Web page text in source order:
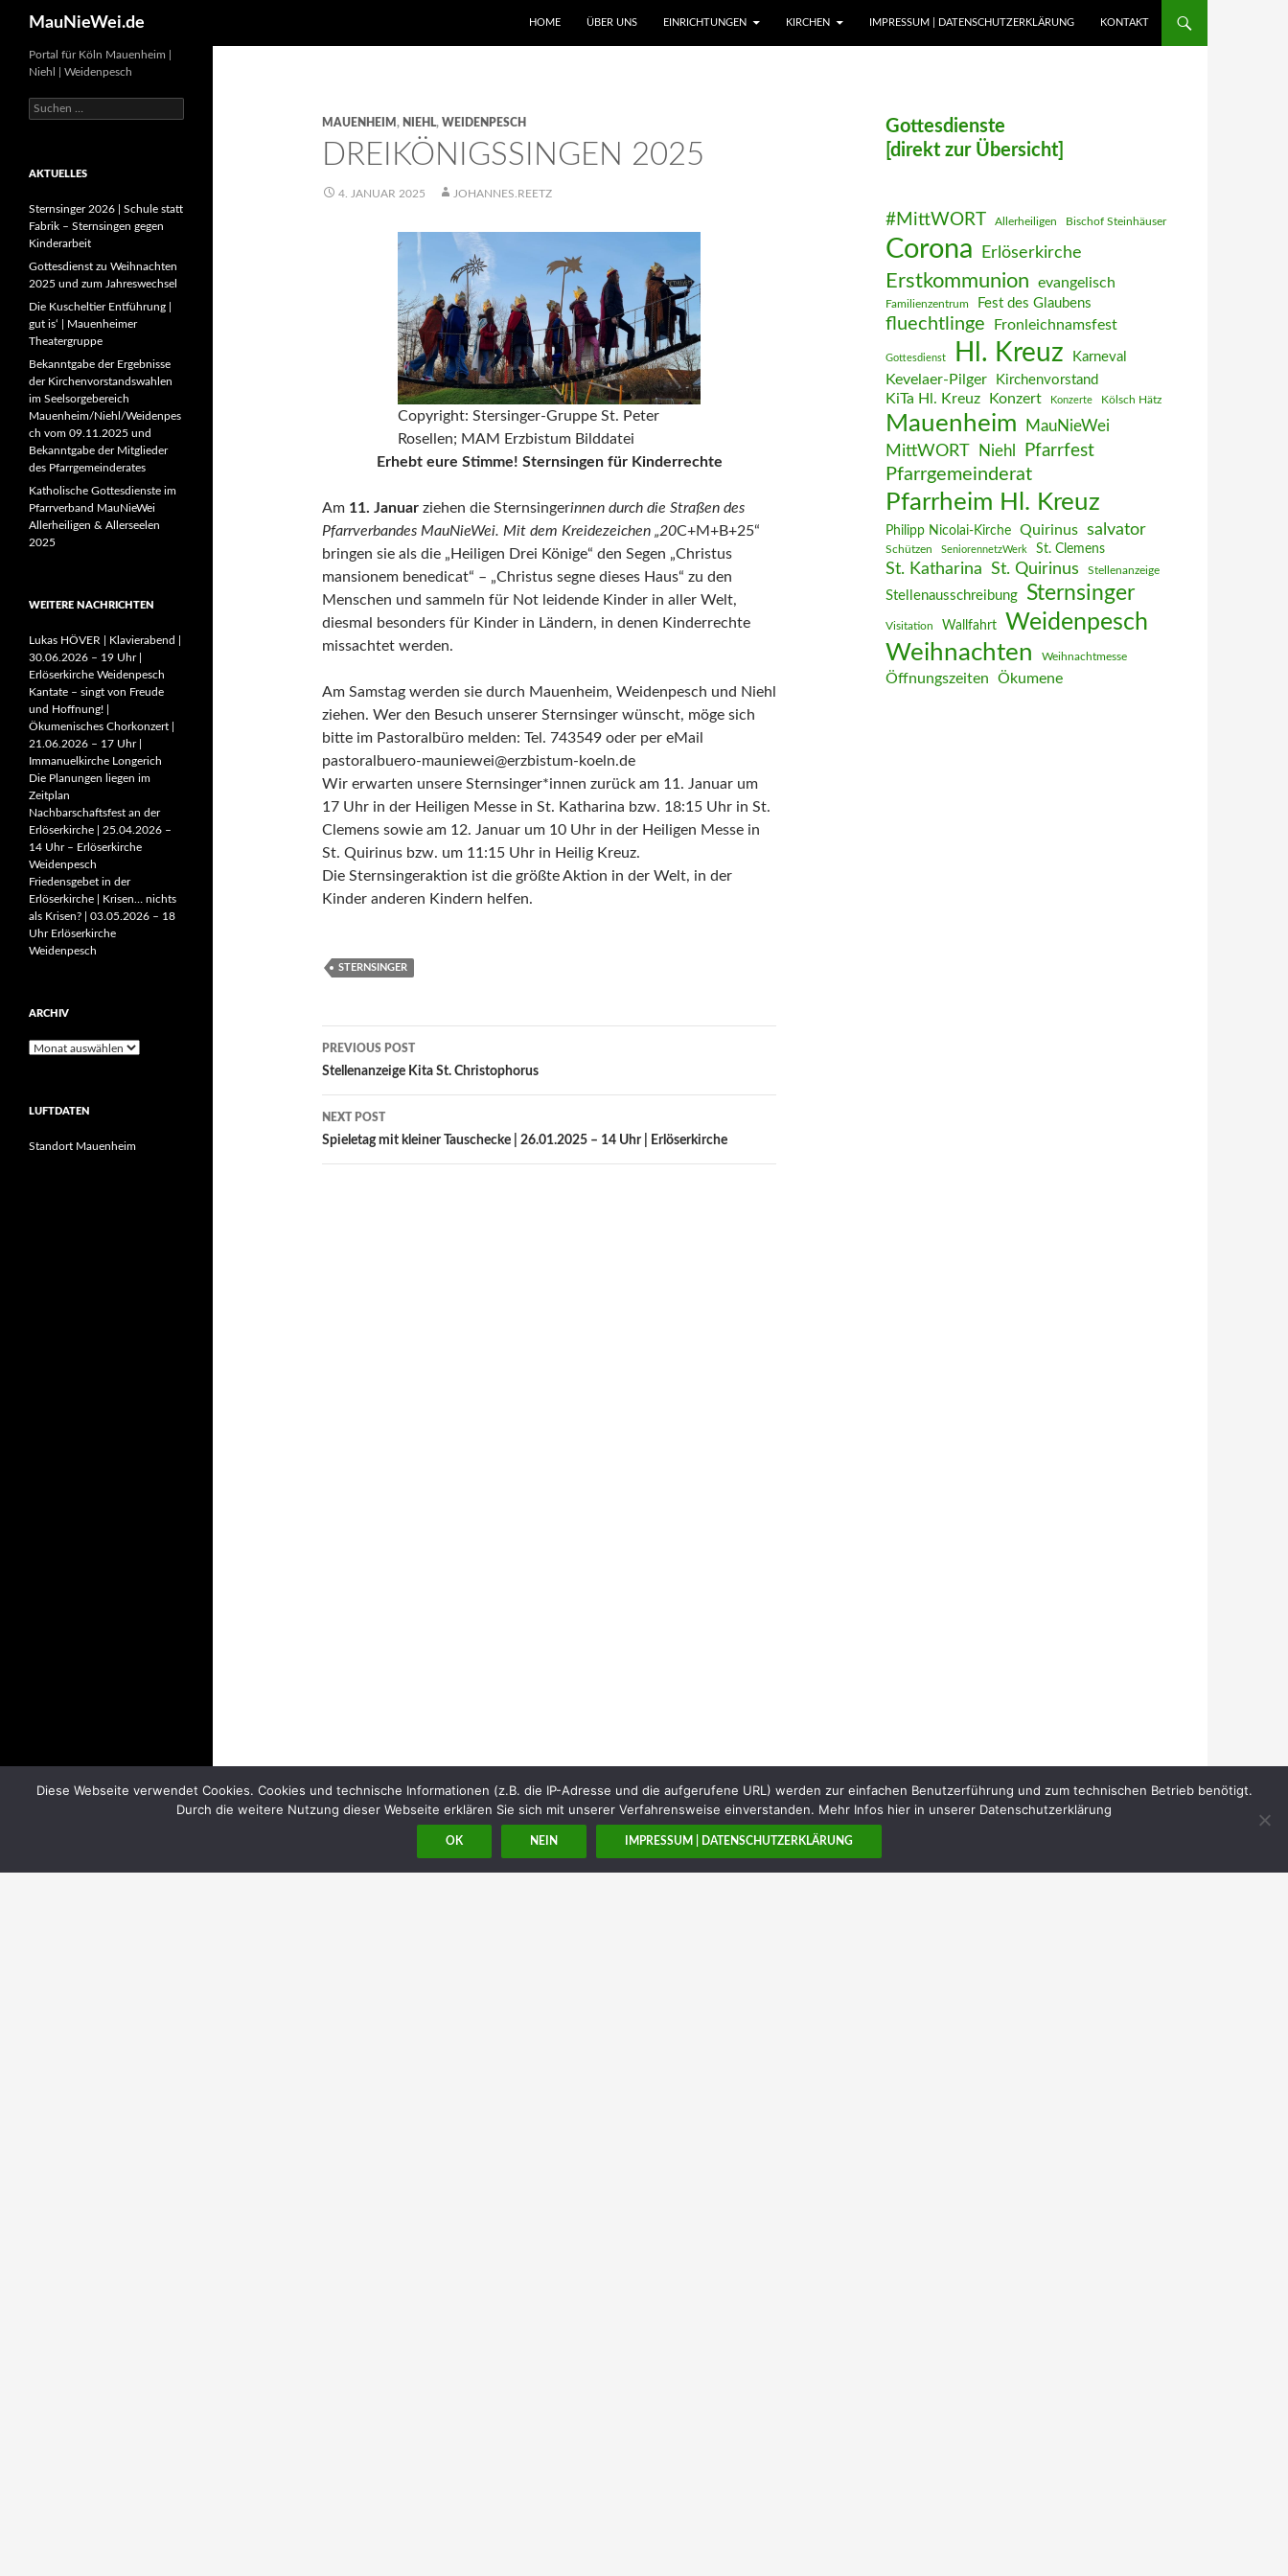
MauNieWei.de
HOME
ÜBER UNS EINRICHTUNGEN KIRCHEN IMPRESSUM | DATENSCHUTZERKLÄRUNG KONTAKT
MAUENHEIM , NIEHL, WEIDENPESCH
DREIKÖNIGSSINGEN 2025
4. JANUAR 2025 JOHANNES.REETZ
Copyright: Stersinger-Gruppe St. Peter
Rosellen; MAM Erzbistum Bilddatei
Erhebt eure Stimme! Sternsingen für Kinderrechte
Am 11. Januar ziehen die Sternsingerinnen durch die Straßen des
Pfarrverbandes MauNieWei. Mit dem Kreidezeichen „20C+M+B+25“
bringen sie als die „Heiligen Drei Könige“ den Segen „Christus
mansionem benedicat“ – „Christus segne dieses Haus“ zu den
Menschen und sammeln für Not leidende Kinder in aller Welt,
diesmal besonders für Kinder in Ländern, in denen Kinderrechte
missachtet werden.
Am Samstag werden sie durch Mauenheim, Weidenpesch und Niehl
ziehen. Wer den Besuch unserer Sternsinger wünscht, möge sich
bitte im Pastoralbüro melden: Tel. 743549 oder per eMail
pastoralbuero-mauniewei@erzbistum-koeln.de
Wir erwarten unsere Sternsinger*innen zurück am 11. Januar um
17 Uhr in der Heiligen Messe in St. Katharina bzw. 18:15 Uhr in St.
Clemens sowie am 12. Januar um 10 Uhr in der Heiligen Messe in
St. Quirinus bzw. um 11:15 Uhr in Heilig Kreuz.
Die Sternsingeraktion ist die größte Aktion in der Welt, in der
Kinder anderen Kindern helfen.
STERNSINGER
Post
navigation
PREVIOUS POST
Stellenanzeige Kita St. Christophorus
NEXT POST
Spieletag mit kleiner Tauschecke | 26.01.2025 – 14 Uhr | Erlöserkirche
Gottesdienste
[direkt zur Übersicht]
#MittWORT Allerheiligen Bischof Steinhäuser
Corona Erlöserkirche
Erstkommunion evangelisch
Familienzentrum Fest des Glaubens
fluechtlinge Fronleichnamsfest
Gottesdienst Hl. Kreuz Karneval
Kevelaer-Pilger Kirchenvorstand
KiTa Hl. Kreuz Konzert Konzerte Kölsch Hätz
Mauenheim MauNieWei
MittWORT Niehl Pfarrfest
Pfarrgemeinderat
Pfarrheim Hl. Kreuz
Philipp Nicolai-Kirche Quirinus salvator
Schützen SeniorennetzWerk St. Clemens
St. Katharina St. Quirinus Stellenanzeige
Stellenausschreibung Sternsinger
Visitation Wallfahrt Weidenpesch
Weihnachten Weihnachtmesse
Öffnungszeiten Ökumene
Portal für Köln Mauenheim |
Niehl | Weidenpesch
Suchen
nach:
AKTUELLES
Sternsinger 2026 | Schule statt
Fabrik – Sternsingen gegen
Kinderarbeit
Gottesdienst zu Weihnachten
2025 und zum Jahreswechsel
Die Kuscheltier Entführung |
gut is‘ | Mauenheimer
Theatergruppe
Bekanntgabe der Ergebnisse
der Kirchenvorstandswahlen
im Seelsorgebereich
Mauenheim/Niehl/Weidenpes
ch vom 09.11.2025 und
Bekanntgabe der Mitglieder
des Pfarrgemeinderates
Katholische Gottesdienste im
Pfarrverband MauNieWei
Allerheiligen & Allerseelen
2025
WEITERE NACHRICHTEN
Lukas HÖVER | Klavierabend |
30.06.2026 – 19 Uhr |
Erlöserkirche Weidenpesch
Kantate – singt von Freude
und Hoffnung! |
Ökumenisches Chorkonzert |
21.06.2026 – 17 Uhr |
Immanuelkirche Longerich
Die Planungen liegen im
Zeitplan
Nachbarschaftsfest an der
Erlöserkirche | 25.04.2026 –
14 Uhr – Erlöserkirche
Weidenpesch
Friedensgebet in der
Erlöserkirche | Krisen… nichts
als Krisen? | 03.05.2026 – 18
Uhr Erlöserkirche
Weidenpesch
ARCHIV
Archiv
LUFTDATEN
Standort Mauenheim
Diese Webseite verwendet Cookies. Cookies und technische Informationen (z.B. die IP-Adresse und die aufgerufene URL) werden zur einfachen Benutzerführung und zum technischen Betrieb benötigt.
Durch die weitere Nutzung dieser Webseite erklären Sie sich mit unserer Verfahrensweise einverstanden. Mehr Infos hier in unserer Datenschutzerklärung
OK NEIN IMPRESSUM | DATENSCHUTZERKLÄRUNG